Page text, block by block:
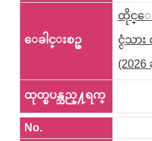
ထိုင္ေ
င္ငံသ